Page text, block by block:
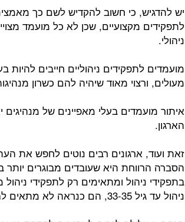
יש להדגיש, כי חשוב להקדיש לשם כך
לתפקידים מקצועיים, שכן לא כל מועמד
ניהולי.
מועמדים לתפקידים ניהוליים חייבים להיות
מעולים, ורצוי מאוד שיהיה להם כשרון
איתור מועמדים בעלי מאפיינים של
הארגון.
זאת ועוד, ארגונים רבים נוטים לחפש את
בתפקידי ניהול ומתאימים רק לתפקידי
ניהול עד גיל 33-35, הם כנראה לא מתאים לתפקיד.